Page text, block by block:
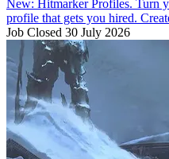
New: Hitmarker Profiles. Turn
profile that gets you hired.
Job Closed 30 July 2026